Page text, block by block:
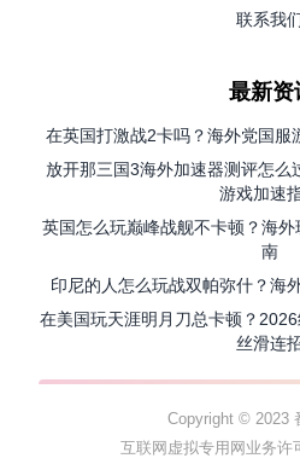
联系我
最新资
在英国打激战2卡吗？海外党国服
放开那三国3海外加速器测评怎么
游戏加速
英国怎么玩巅峰战舰不卡顿？海
南
印尼的人怎么玩战双帕弥什？海
在美国玩天涯明月刀总卡顿？
丝滑连
Copyright © 2023
互联网虚拟专用网业务许